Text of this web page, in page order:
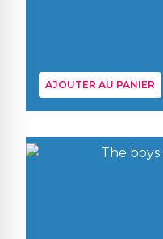
AJOUTER AU PANIER